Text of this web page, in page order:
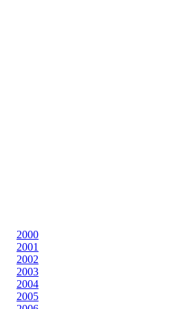
2000
2001
2002
2003
2004
2005